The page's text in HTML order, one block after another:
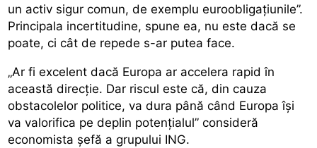
un activ sigur comun, de exemplu euroobligațiunile”.
Principala incertitudine, spune ea, nu este dacă se
poate, ci cât de repede s-ar putea face.
„Ar fi excelent dacă Europa ar accelera rapid în
această direcție. Dar riscul este că, din cauza
obstacolelor politice, va dura până când Europa își
va valorifica pe deplin potențialul” consideră
economista șefă a grupului ING.